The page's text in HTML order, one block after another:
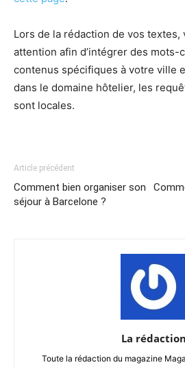
Lors de la rédaction de vos
attention afin d’intégrer des mots-
contenus spécifiques à votre ville
dans le domaine hôtelier, les
sont locales.
Article précédent
Comment bien organiser son
séjour à Barcelone ?
La rédaction
Toute la rédaction du magazine